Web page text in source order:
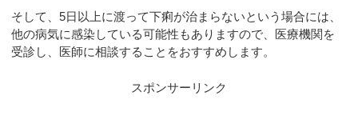
そして、5日以上に渡って下痢が治まらないという場合には、
他の病気に感染している可能性もありますので、医療機関を
受診し、医師に相談することをおすすめします。
スポンサーリンク